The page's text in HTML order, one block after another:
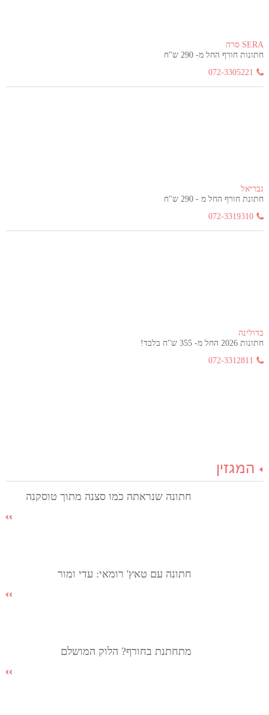
SERA סרה
חתונות חורף החל מ- 290 ש"ח
072-3305221
גבריאל
חתונת חורף החל מ - 290 ש"ח
072-3319310
בדולינה
חתונות 2026 החל מ- 355 ש"ח בלבד!
072-3312811
המגזין
חתונה שנראתה כמו סצנה מתוך טוסקנה
חתונה עם טאץ' רומאי: עדי ומור
מתחתנת בחורף? הלוק המושלם